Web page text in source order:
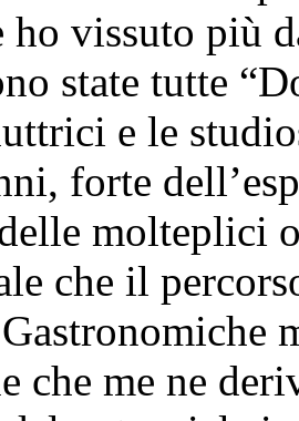
ho vissuto più
state tutte
e le
forte
molteplici
che il
che me ne